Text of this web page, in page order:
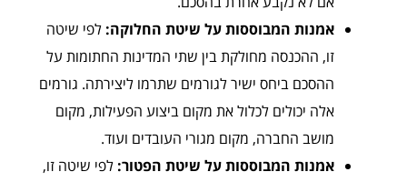
אמנות המבוססות על שיטת החלוקה: לפי שיטה
זו, ההכנסה מחולקת בין שתי המדינות החתומות על
ההסכם ביחס ישיר לגורמים שתרמו ליצירתה. גורמים
אלה יכולים לכלול את מקום ביצוע הפעילות, מקום
מושב החברה, מקום מגורי העובדים ועוד.
אמנות המבוססות על שיטת הפטור: לפי שיטה זו,